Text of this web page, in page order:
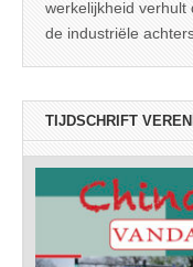
werkelijkheid verhult
de industriële
TIJDSCHRIFT